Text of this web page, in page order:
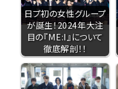
日プ初の女性グループ
が誕生！2024年大注
目の『ME:I』について
徹底解剖！！